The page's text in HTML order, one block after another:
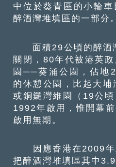
中位於葵青區的小輪
醉酒灣堆填區的一部分。
面積29公頃的醉酒
關閉，80年代被港英
園──葵涌公園，佔地
的休憩公園，比起大埔
或銅鑼灣維園（19公
1992年啟用，惟開幕
啟用無期。
因應香港在2009年
把醉酒灣堆填區其中